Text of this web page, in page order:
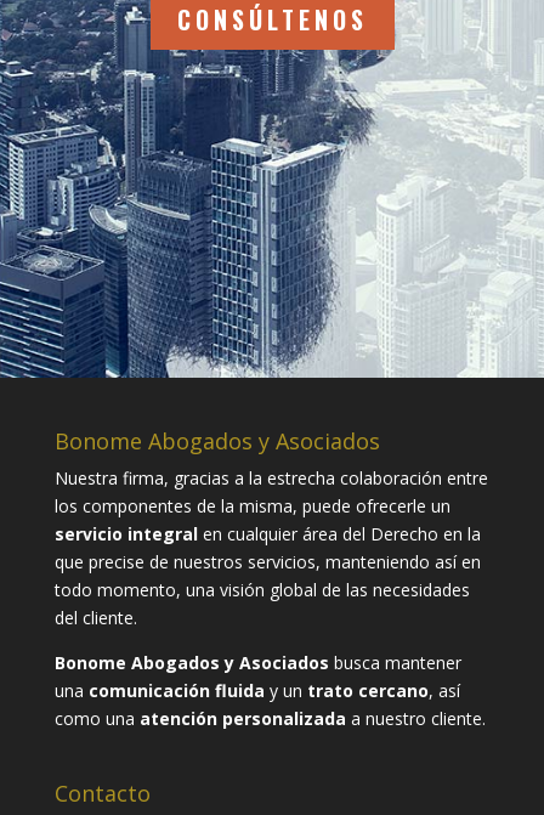
CONSÚLTENOS
Bonome Abogados y Asociados
Nuestra firma, gracias a la estrecha colaboración entre
los componentes de la misma, puede ofrecerle un
servicio integralen cualquier área del Derecho en la
que precise de nuestros servicios, manteniendo así en
todo momento, una visión global de las necesidades
del cliente.
Bonome Abogados y Asociados busca mantener
una comunicación fluida y un trato cercano, así
como una atención personalizada a nuestro cliente.
Contacto